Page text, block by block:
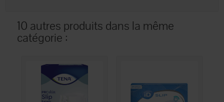
10 autres produits dans la même
catégorie :